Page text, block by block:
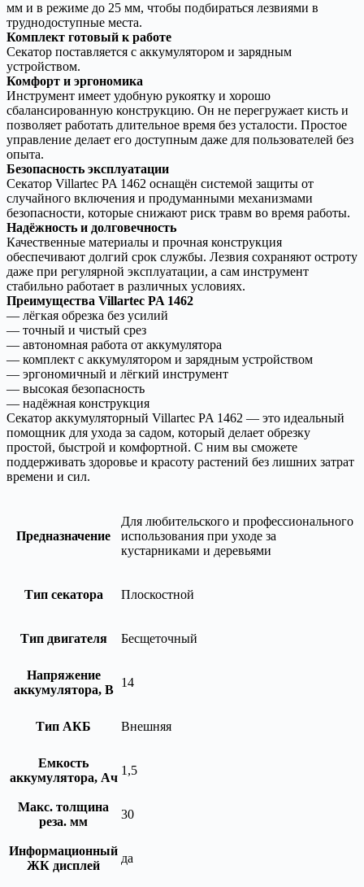
мм и в режиме до 25 мм, чтобы подбираться лезвиями в
труднодоступные места.
Комплект готовый к работе
Секатор поставляется с аккумулятором и зарядным
устройством.
Комфорт и эргономика
Инструмент имеет удобную рукоятку и хорошо
сбалансированную конструкцию. Он не перегружает кисть и
позволяет работать длительное время без усталости. Простое
управление делает его доступным даже для пользователей без
опыта.
Безопасность эксплуатации
Секатор Villartec PA 1462 оснащён системой защиты от
случайного включения и продуманными механизмами
безопасности, которые снижают риск травм во время работы.
Надёжность и долговечность
Качественные материалы и прочная конструкция
обеспечивают долгий срок службы. Лезвия сохраняют остроту
даже при регулярной эксплуатации, а сам инструмент
стабильно работает в различных условиях.
Преимущества Villartec PA 1462
— лёгкая обрезка без усилий
— точный и чистый срез
— автономная работа от аккумулятора
— комплект с аккумулятором и зарядным устройством
— эргономичный и лёгкий инструмент
— высокая безопасность
— надёжная конструкция
Секатор аккумуляторный Villartec PA 1462 — это идеальный
помощник для ухода за садом, который делает обрезку
простой, быстрой и комфортной. С ним вы сможете
поддерживать здоровье и красоту растений без лишних затрат
времени и сил.
Предназначение
Для любительского и профессионального
использования при уходе за
кустарниками и деревьями
Тип секатора Плоскостной
Тип двигателя Бесщеточный
Напряжение
аккумулятора, В
14
Тип АКБ Внешняя
Емкость
аккумулятора, Ач
1,5
Макс. толщина
реза. мм
30
Информационный
ЖК дисплей
да